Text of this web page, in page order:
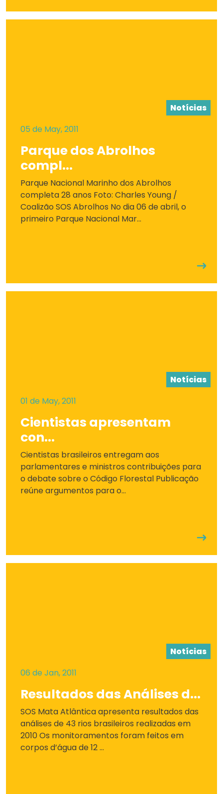
Notícias
05 de May, 2011
Parque dos Abrolhos
compl...
Parque Nacional Marinho dos Abrolhos
completa 28 anos Foto: Charles Young /
Coalizão SOS Abrolhos No dia 06 de abril, o
primeiro Parque Nacional Mar...
Notícias
01 de May, 2011
Cientistas apresentam
con...
Cientistas brasileiros entregam aos
parlamentares e ministros contribuições para
o debate sobre o Código Florestal Publicação
reúne argumentos para o...
Notícias
06 de Jan, 2011
Resultados das Análises d...
SOS Mata Atlântica apresenta resultados das
análises de 43 rios brasileiros realizadas em
2010 Os monitoramentos foram feitos em
corpos d’água de 12 ...